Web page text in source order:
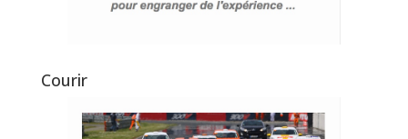
Courir